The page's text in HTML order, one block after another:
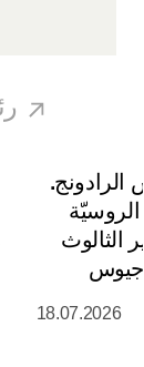
الثالوث
18.07.2026